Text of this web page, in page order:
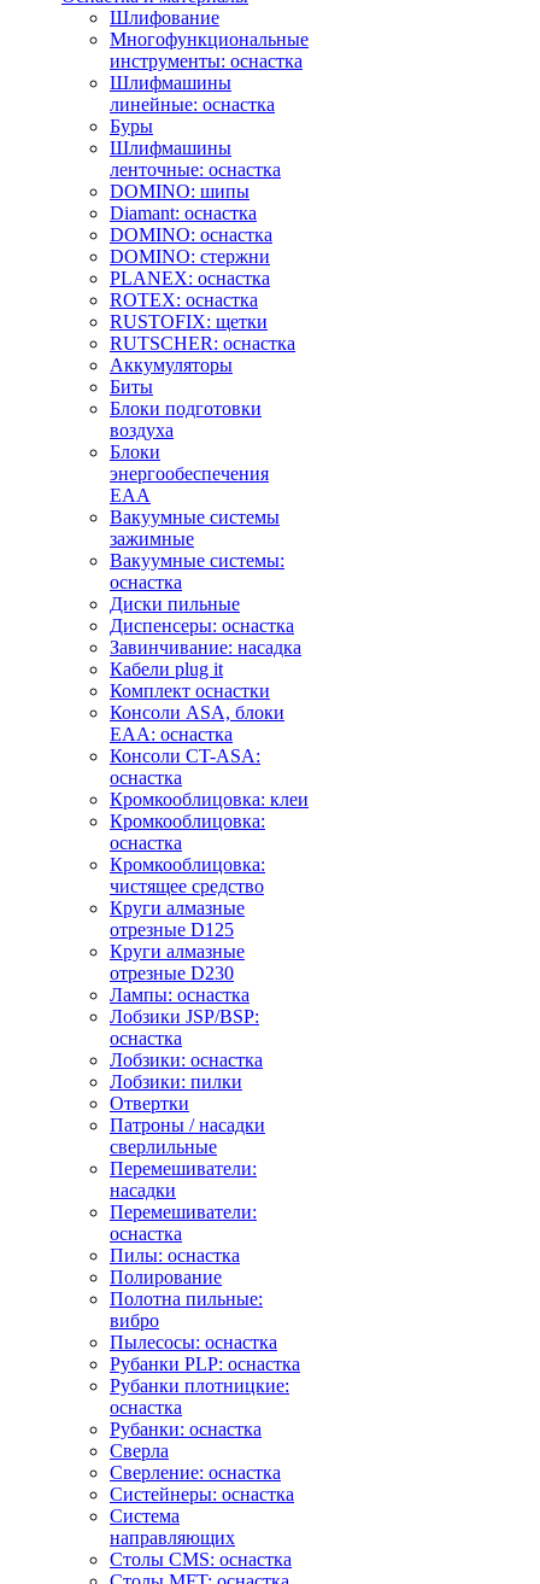
Шлифование
Многофункциональные
инструменты: оснастка
Шлифмашины
линейные: оснастка
Буры
Шлифмашины
ленточные: оснастка
DOMINO: шипы
Diamant: оснастка
DOMINO: оснастка
DOMINO: стержни
PLANEX: оснастка
ROTEX: оснастка
RUSTOFIX: щетки
RUTSCHER: оснастка
Аккумуляторы
Биты
Блоки подготовки
воздуха
Блоки
энергообеспечения
EAA
Вакуумные системы
зажимные
Вакуумные системы:
оснастка
Диски пильные
Диспенсеры: оснастка
Завинчивание: насадка
Кабели plug it
Комплект оснастки
Консоли ASA, блоки
EAA: оснастка
Консоли CT-ASA:
оснастка
Кромкооблицовка: клеи
Кромкооблицовка:
оснастка
Кромкооблицовка:
чистящее средство
Круги алмазные
отрезные D125
Круги алмазные
отрезные D230
Лампы: оснастка
Лобзики JSP/BSP:
оснастка
Лобзики: оснастка
Лобзики: пилки
Отвертки
Патроны / насадки
сверлильные
Перемешиватели:
насадки
Перемешиватели:
оснастка
Пилы: оснастка
Полирование
Полотна пильные:
вибро
Пылесосы: оснастка
Рубанки PLP: оснастка
Рубанки плотницкие:
оснастка
Рубанки: оснастка
Сверла
Сверление: оснастка
Систейнеры: оснастка
Система
направляющих
Столы CMS: оснастка